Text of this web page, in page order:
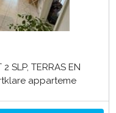
SLP, TERRAS EN
apparteme